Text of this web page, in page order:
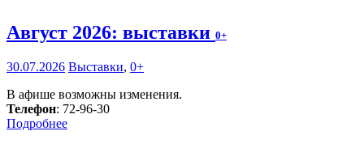
Август 2026: выставки 0+
30.07.2026 Выставки, 0+
В афише возможны изменения.
Телефон: 72-96-30
Подробнее